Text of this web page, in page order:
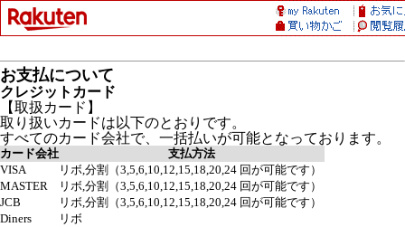
お支払について
クレジットカード
【取扱カード】
取り扱いカードは以下のとおりです。
すべてのカード会社で、一括払いが可能となっております。
カード会社
支払方法
VISA
リボ,分割（3,5,6,10,12,15,18,20,24 回が可能です）
MASTER
リボ,分割（3,5,6,10,12,15,18,20,24 回が可能です）
JCB
リボ,分割（3,5,6,10,12,15,18,20,24 回が可能です）
Diners
リボ